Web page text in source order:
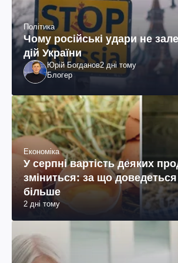
Політика
Чому російські удари не
дій України
Юрій Богданов2 дні тому
Блогер
Економіка
У серпні вартість деяких
зміниться: за що
більше
2 дні тому